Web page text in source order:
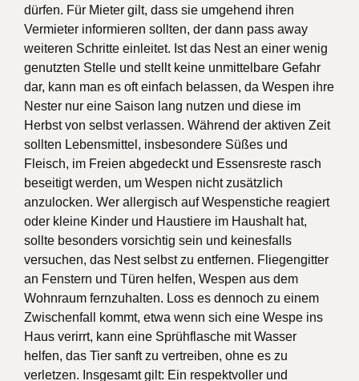
dürfen. Für Mieter gilt, dass sie umgehend ihren
Vermieter informieren sollten, der dann pass away
weiteren Schritte einleitet. Ist das Nest an einer wenig
genutzten Stelle und stellt keine unmittelbare Gefahr
dar, kann man es oft einfach belassen, da Wespen ihre
Nester nur eine Saison lang nutzen und diese im
Herbst von selbst verlassen. Während der aktiven Zeit
sollten Lebensmittel, insbesondere Süßes und
Fleisch, im Freien abgedeckt und Essensreste rasch
beseitigt werden, um Wespen nicht zusätzlich
anzulocken. Wer allergisch auf Wespenstiche reagiert
oder kleine Kinder und Haustiere im Haushalt hat,
sollte besonders vorsichtig sein und keinesfalls
versuchen, das Nest selbst zu entfernen. Fliegengitter
an Fenstern und Türen helfen, Wespen aus dem
Wohnraum fernzuhalten. Loss es dennoch zu einem
Zwischenfall kommt, etwa wenn sich eine Wespe ins
Haus verirrt, kann eine Sprühflasche mit Wasser
helfen, das Tier sanft zu vertreiben, ohne es zu
verletzen. Insgesamt gilt: Ein respektvoller und